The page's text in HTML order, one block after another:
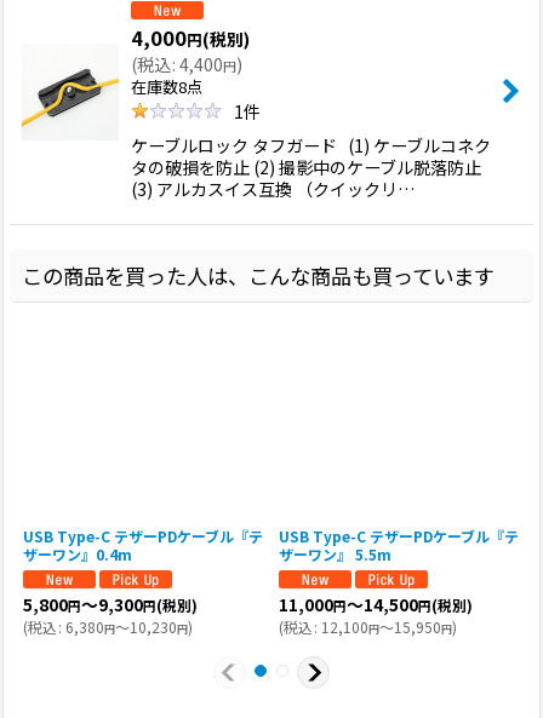
4,000円(税別)
(税込: 4,400円)
在庫数8点
1件
ケーブルロック タフガード (1) ケーブルコネク
タの破損を防止 (2) 撮影中のケーブル脱落防止
(3) アルカスイス互換 （クイックリ…
この商品を買った人は、こんな商品も買っています
USB Type-C テザーPDケーブル『テ
ザーワン』0.4m
5,800円～9,300円(税別)
(税込: 6,380円～10,230円)
USB Type-C テザーPDケーブル『テ
ザーワン』 5.5m
11,000円～14,500円(税別)
(税込: 12,100円～15,950円)